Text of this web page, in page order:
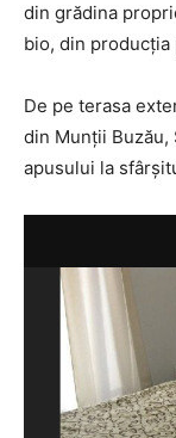
din grădina
bio, din
De pe terasa
din Munţii
apusului la